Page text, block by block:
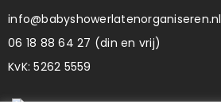
info@babyshowerlatenorganiseren.nl
06 18 88 64 27 (din en vrij)
KvK: 5262 5559